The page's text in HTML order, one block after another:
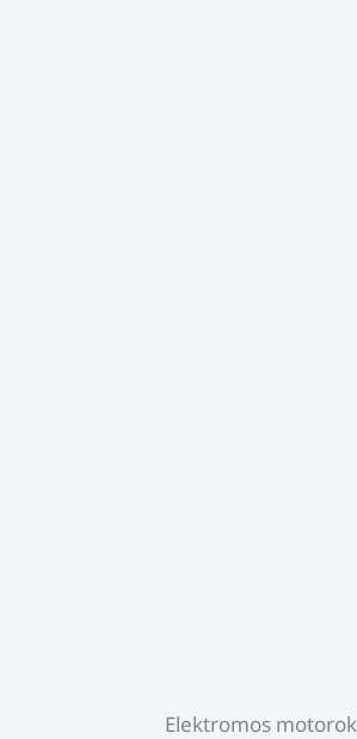
Elektromos motorok